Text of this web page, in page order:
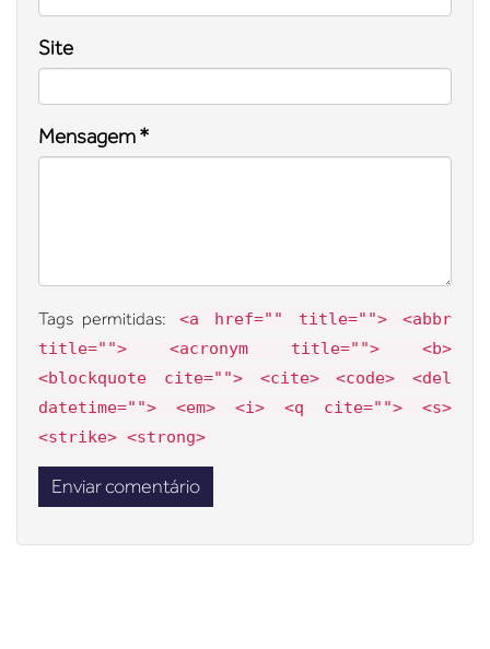
Site
Mensagem *
Tags permitidas:
<a href="" title=""> <abbr
title=""> <acronym title=""> <b>
<blockquote cite=""> <cite> <code> <del
datetime=""> <em> <i> <q cite=""> <s>
<strike> <strong>